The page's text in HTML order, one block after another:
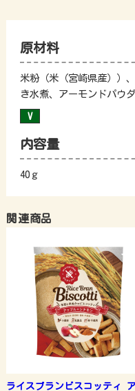
原材料
米粉（米（宮崎県産））
き水煮、アーモンドパウ
内容量
40ｇ
関連商品
ライスブランビスコッティ